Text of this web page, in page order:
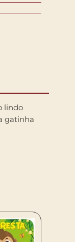
lindo
gatinha